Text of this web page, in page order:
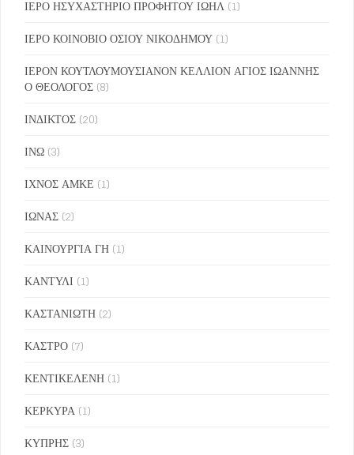
ΙΕΡΟ ΗΣΥΧΑΣΤΗΡΙΟ ΠΡΟΦΗΤΟΥ ΙΩΗΛ (1)
ΙΕΡΟ ΚΟΙΝΟΒΙΟ ΟΣΙΟΥ ΝΙΚΟΔΗΜΟΥ (1)
ΙΕΡΟΝ ΚΟΥΤΛΟΥΜΟΥΣΙΑΝΟΝ ΚΕΛΛΙΟΝ ΑΓΙΟΣ ΙΩΑΝΝΗΣ
Ο ΘΕΟΛΟΓΟΣ (8)
ΙΝΔΙΚΤΟΣ (20)
ΙΝΩ (3)
ΙΧΝΟΣ ΑΜΚΕ (1)
ΙΩΝΑΣ (2)
ΚΑΙΝΟΥΡΓΙΑ ΓΗ (1)
ΚΑΝΤΥΛΙ (1)
ΚΑΣΤΑΝΙΩΤΗ (2)
ΚΑΣΤΡΟ (7)
ΚΕΝΤΙΚΕΛΕΝΗ (1)
ΚΕΡΚΥΡΑ (1)
ΚΥΠΡΗΣ (3)